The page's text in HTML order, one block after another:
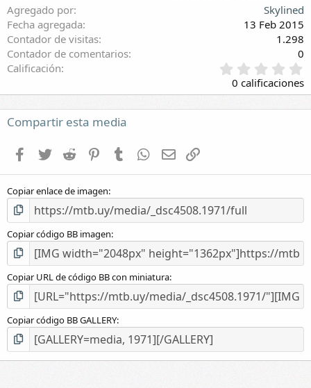
Agregado por
Skylined
Fecha agregada
13 Feb 2015
Contador de visitas
1.298
Contador de comentarios
0
Calificación
,
0
0
l
(
)
0 calificaciones
Compartir esta media
Facebook
Twitter Reddit PinterestTumblr WhatsApp
E-mail
Copiar enlace de imagen
Copiar código BB imagen
Copiar URL de código BB con miniatura
Copiar código BB GALLERY